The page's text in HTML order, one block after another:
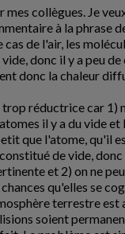
collègues. Je
à la phrase
de l'air, les
donc il y a peu de
donc la chaleur
réductrice car 1)
il y a du vide et
que l'atome, qu'il
de vide,
et 2) on ne
qu'elles se
terrestre est
soient